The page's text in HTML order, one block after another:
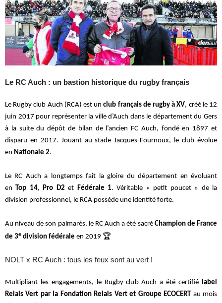
Le RC Auch : un bastion historique du rugby français
Le Rugby club Auch (RCA) est unclub français de rugby à XV, créé le 12
juin 2017 pour représenter la ville d’Auch dans le département du Gers
à la suite du dépôt de bilan de l’ancien FC Auch, fondé en 1897 et
disparu en 2017. Jouant au stade Jacques-Fournoux, le club évolue
en Nationale 2.
Le RC Auch a longtemps fait la gloire du département en évoluant
en Top 14,Pro D2 et Fédérale 1. Véritable « petit poucet » de la
division professionnel, le RCA possède une identité forte.
Au niveau de son palmarès, le RC Auch a été sacré Champion de France
de 3e division fédérale en 2019 🏆
NOLT x RC Auch : tous les feux sont au vert !
Multipliant les engagements, le Rugby club Auch a été certifié label
Relais Vert par la Fondation Relais Vert et Groupe ECOCERT au mois